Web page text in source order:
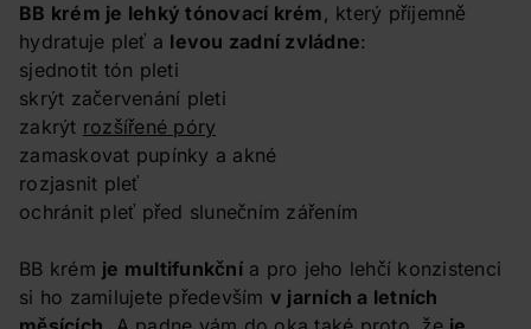
BB krém je lehký tónovací krém, který příjemně
hydratuje pleť a levou zadní zvládne:
sjednotit tón pleti
skrýt začervenání pleti
zakrýt rozšířené póry
zamaskovat pupínky a akné
rozjasnit pleť
ochránit pleť před slunečním zářením
BB krém je multifunkčnía pro jeho lehčí konzistenci
si ho zamilujete především v jarních a letních